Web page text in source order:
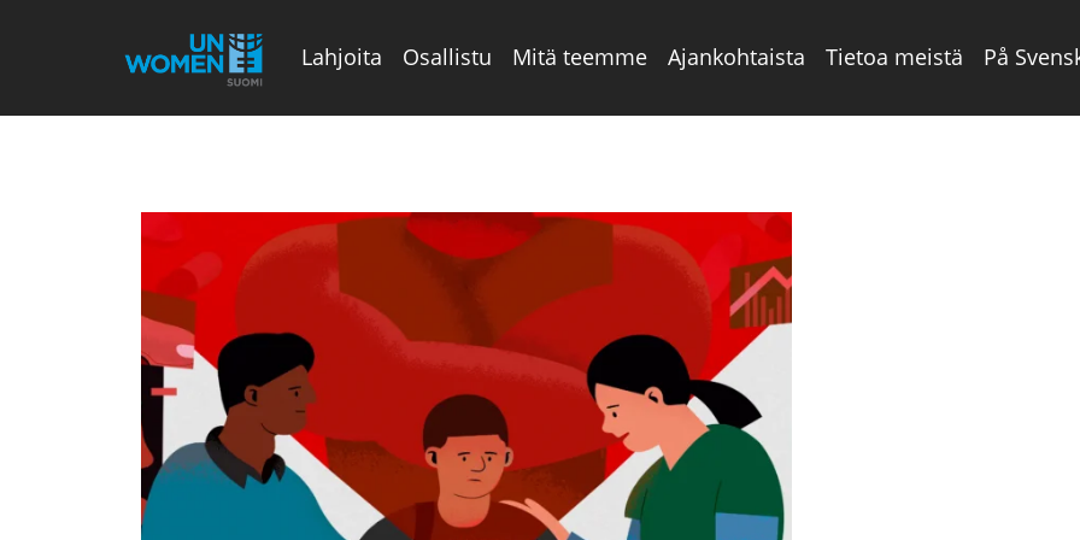
Lahjoita Osallistu Mitä teemme Ajankohtaista Tietoa meistä På